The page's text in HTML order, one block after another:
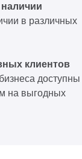
в различных
клиентов
доступны
на выгодных